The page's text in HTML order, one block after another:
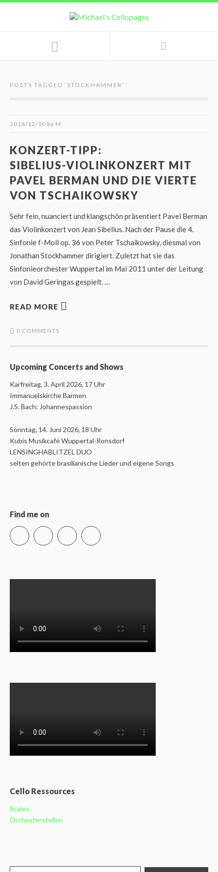
POSTS TAGGED ‘ STOCKHAMMER ’
2016/12/10 by M
KONZERT-TIPP:
SIBELIUS-VIOLINKONZERT MIT
PAVEL BERMAN UND DIE VIERTE
VON TSCHAIKOWSKY
Sehr fein, nuanciert und klangschön präsentiert Pavel Berman
das Violinkonzert von Jean Sibelius. Nach der Pause die 4.
Sinfonie f-Moll op. 36 von Peter Tschaikowsky, diesmal von
Jonathan Stockhammer dirigiert. Zuletzt hat sie das
Sinfonieorchester Wuppertal im Mai 2011 unter der Leitung
von David Geringas gespielt. …
READ MORE
0 COMMENTS
Upcoming Concerts and Shows
Karfreitag, 3. April 2026, 17 Uhr
Immanuelskirche Barmen
J.S. Bach: Johannespassion
Sonntag, 14. Juni 2026, 18 Uhr
Kubis Musikcafé Wuppertal-Ronsdorf
LENSINGHABLITZEL DUO
selten gehörte brasilianische Lieder und eigene Songs
Find me on
InstagramVimeo LinkedInXing
Cello Ressources
Scales
Orchesterstellen